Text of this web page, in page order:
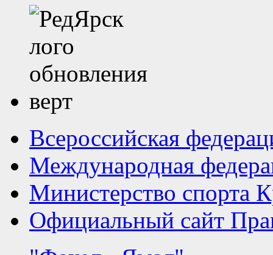
Всероссийская
Международная
Министерство спорта
Официальный сайт